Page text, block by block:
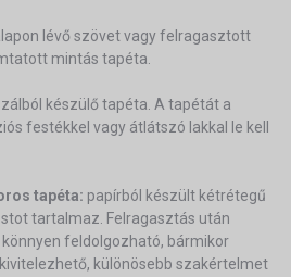
lévő szövet vagy felragasztott
mintás tapéta.
készülő tapéta. A tapétát a
festékkel vagy átlátszó lakkal le kell
tapéta: papírból készült kétrétegű
tartalmaz. Felragasztás után
feldolgozható, bármikor
különösebb szakértelmet